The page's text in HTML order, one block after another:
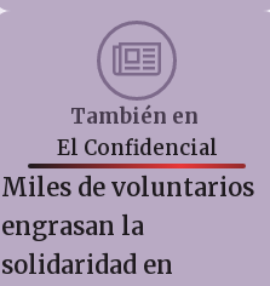
También en
El Confidencial
Miles de voluntarios
engrasan la
solidaridad en